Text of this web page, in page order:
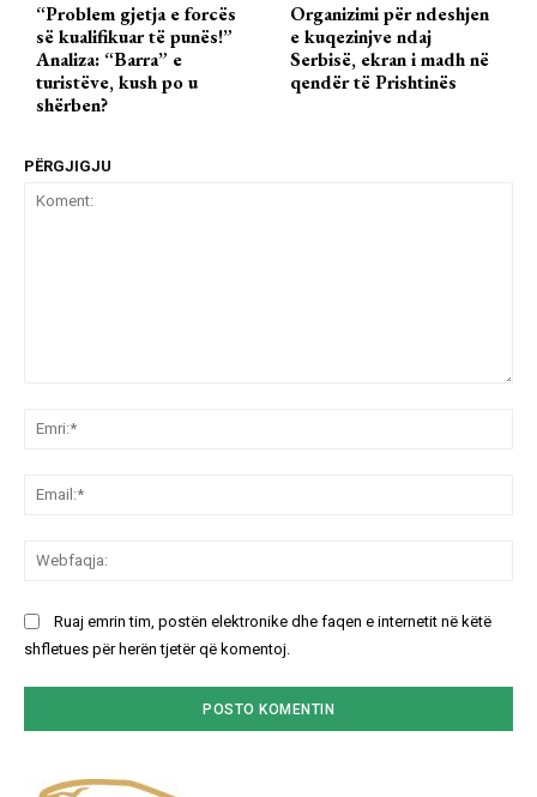
“Problem gjetja e forcës
së kualifikuar të punës!”
Analiza: “Barra” e
turistëve, kush po u
shërben?
Organizimi për ndeshjen
e kuqezinjve ndaj
Serbisë, ekran i madh në
qendër të Prishtinës
PËRGJIGJU
Ruaj emrin tim, postën elektronike dhe faqen e internetit në këtë
shfletues për herën tjetër që komentoj.